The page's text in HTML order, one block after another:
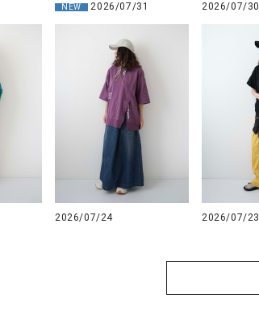
NEW 2026/07/31 2026/07/30
2026/07/24 2026/07/23